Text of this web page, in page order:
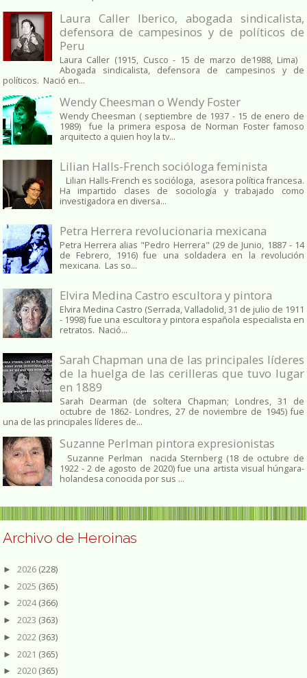
Laura Caller Iberico, abogada sindicalista,
defensora de campesinos y de políticos de
Peru
Laura Caller (1915, Cusco - 15 de marzo de1988, Lima)
Abogada sindicalista, defensora de campesinos y de
políticos. Nació en...
Wendy Cheesman o Wendy Foster
Wendy Cheesman ( septiembre de 1937 - 15 de enero de
1989) fue la primera esposa de Norman Foster famoso
arquitecto a quien hoy la tv...
Lilian Halls-French socióloga feminista
Lilian Halls-French es socióloga, asesora política francesa.
Ha impartido clases de sociología y trabajado como
investigadora en diversa...
Petra Herrera revolucionaria mexicana
Petra Herrera alias "Pedro Herrera" (29 de Junio, 1887 - 14
de Febrero, 1916) fue una soldadera en la revolución
mexicana. Las so...
Elvira Medina Castro escultora y pintora
Elvira Medina Castro (Serrada, Valladolid, 31 de julio de 1911
- 1998) fue una escultora y pintora española especialista en
retratos. Nació...
Sarah Chapman una de las principales líderes
de la huelga de las cerilleras que tuvo lugar
en 1889
Sarah Dearman (de soltera Chapman; Londres, 31 de
octubre de 1862​- Londres, 27 de noviembre de 1945)​ fue
una de las principales líderes de...
Suzanne Perlman pintora expresionistas
Suzanne Perlman nacida Sternberg (18 de octubre de
1922 - 2 de agosto de 2020) fue una artista visual húngara-
holandesa conocida por sus ...
Archivo de Heroinas
► 2026 (228)
► 2025 (365)
► 2024(366)
► 2023 (363)
► 2022 (363)
► 2021 (365)
► 2020 (365)